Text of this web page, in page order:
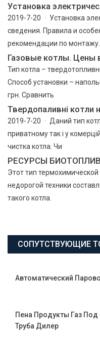
Установка
2019-7-20 · Установка
сведения. Правила и
рекомендации по монтажу.
Газовые котлы. Цены
Тип котла –
Способ установки –
грн. Сравнить
Твердопаливні котли
2019-7-20 · Даний тип
приватному так і у
чистка котла. Чи
РЕСУРСЫ
Этот тип
недорогой техники
такого котла.
СОПУТСТВУЮЩИЕ
Автоматический
Пена Продукты Газ
Труба Дилер